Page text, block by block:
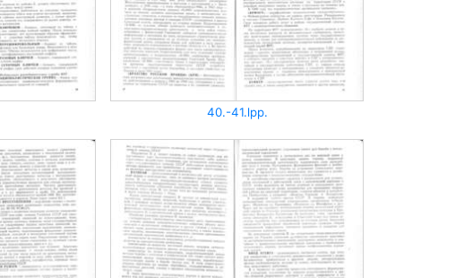
40.-41.lpp.